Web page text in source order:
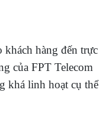
khách hàng đến trực
của FPT Telecom
khá linh hoạt cụ thể